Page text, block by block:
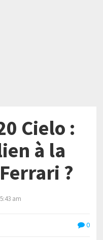
Cielo :
à la
?
am
0